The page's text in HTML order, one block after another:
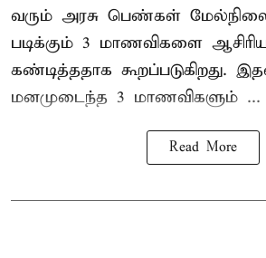
வரும் அரசு பெண்கள்
படிக்கும் 3 மாணவிகளை
கண்டித்ததாக கூறப்படுகிறது.
மனமுடைந்த 3 மாணவிகளும் ...
Read More